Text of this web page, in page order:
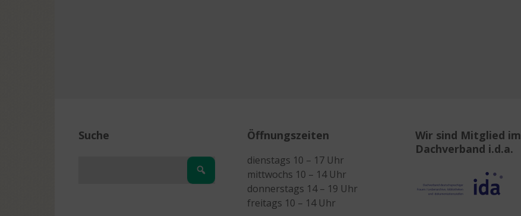
Suche Öffnungszeiten
dienstags 10 – 17 Uhr
mittwochs 10 – 14 Uhr
donnerstags 14 – 19 Uhr
freitags 10 – 14 Uhr
Wir sind Mitglied im
Dachverband i.d.a.